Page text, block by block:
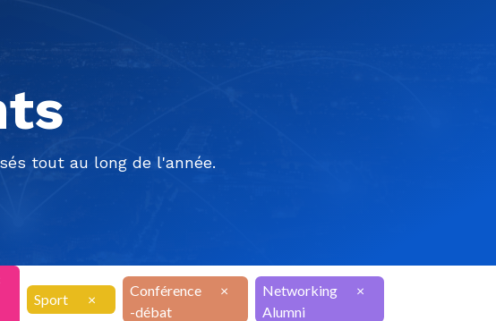
tout au long de l'année.
Sport
×
Conférence
-débat
×
Networking
Alumni
×